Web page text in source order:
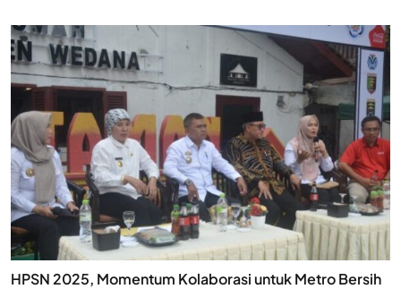
HPSN 2025, Momentum Kolaborasi untuk Metro Bersih